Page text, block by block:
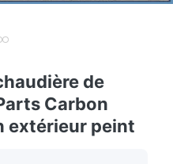
de
Carbon
extérieur peint